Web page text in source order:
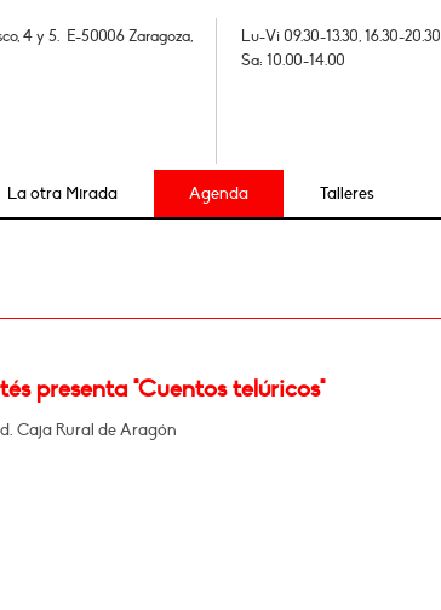
4 y 5. E-50006 Zaragoza,
Lu-Vi 09.30-13.30, 16.30-20.30
Sa: 10.00-14.00
La otra Mirada Agenda Talleres
presenta "Cuentos telúricos"
Caja Rural de Aragón